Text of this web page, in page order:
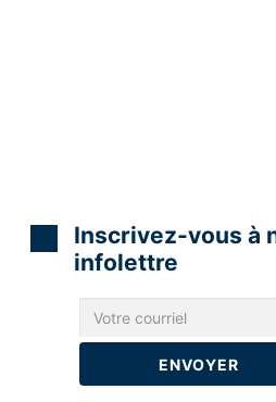
Inscrivez-vous à
infolettre